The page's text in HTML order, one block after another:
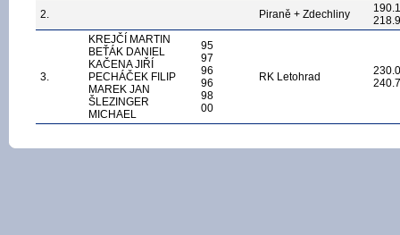
2.
Piraně + Zdechliny
3.
KREJČÍ MARTIN
BEŤÁK DANIEL
KAČENA JIŘÍ
PECHÁČEK FILIP
MAREK JAN
ŠLEZINGER
MICHAEL
95
97
96
96
98
00
RK Letohrad